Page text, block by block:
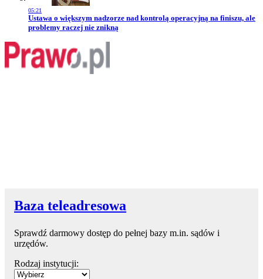
05:21
Przejdź do artykułu:
Ustawa o większym nadzorze nad kontrolą operacyjną na finiszu, ale
problemy raczej nie znikną
Baza teleadresowa
Sprawdź darmowy dostęp do pełnej bazy m.in. sądów i
urzędów.
Rodzaj instytucji: